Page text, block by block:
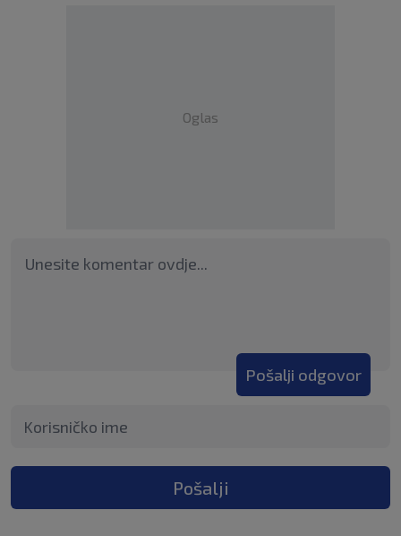
Oglas
Pošalji odgovor
Pošalji